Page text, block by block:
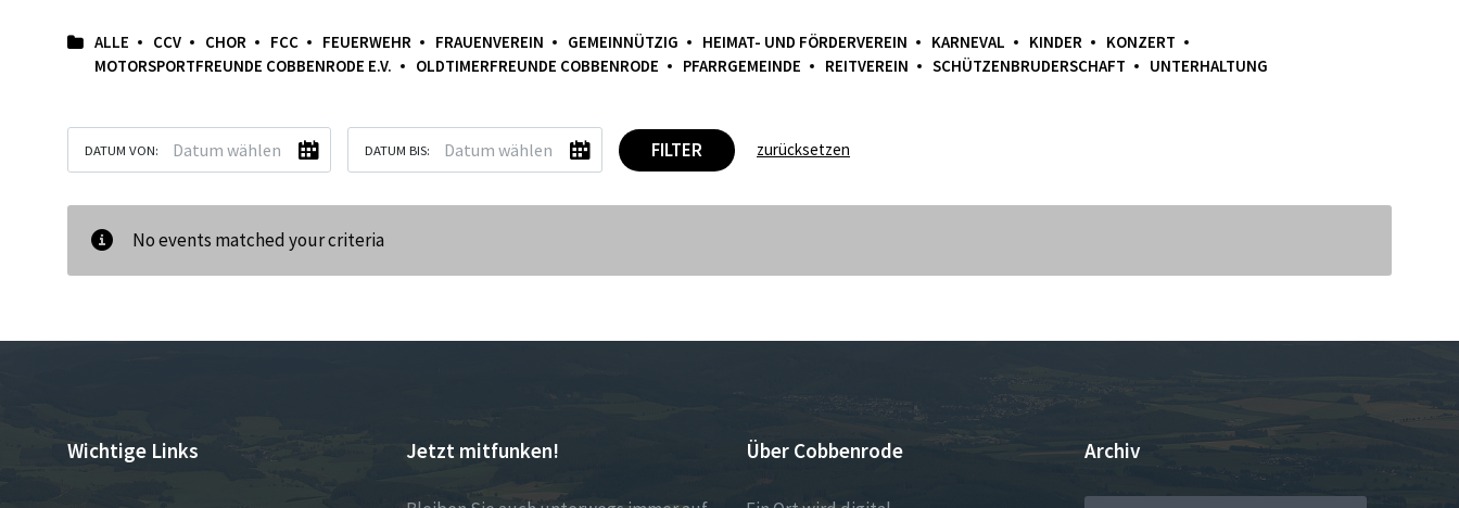
ALLE CCV CHOR FCC FEUERWEHR FRAUENVEREIN GEMEINNÜTZIG HEIMAT- UND FÖRDERVEREIN KARNEVAL KINDER
KONZERT
MOTORSPORTFREUNDE COBBENRODE E.V.
OLDTIMERFREUNDE COBBENRODE PFARRGEMEINDE REITVEREIN SCHÜTZENBRUDERSCHAFT UNTERHALTUNG
DATUM VON: DATUM BIS: FILTER zurücksetzen
No events matched your criteria
Wichtige Links Jetzt mitfunken! Über Cobbenrode Archiv